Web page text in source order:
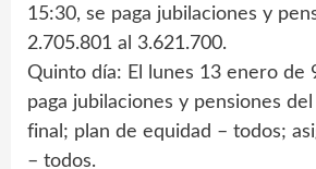
15:30, se paga jubilaciones y
2.705.801 al 3.621.700.
Quinto día: El lunes 13 enero de
paga jubilaciones y pensiones del
final; plan de equidad – todos;
– todos.